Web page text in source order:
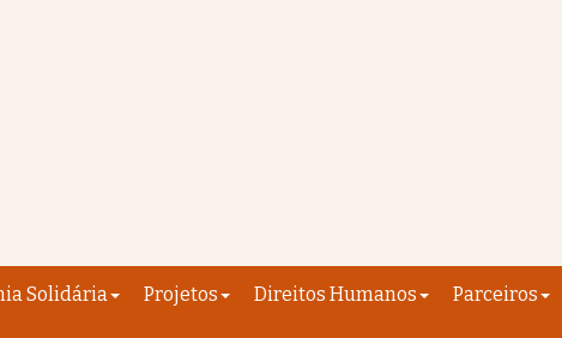
Solidária Projetos Direitos Humanos Parceiros